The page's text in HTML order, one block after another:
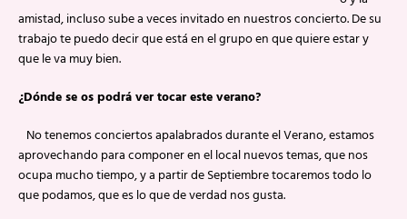
amistad, incluso sube a veces invitado en nuestros concierto. De su
trabajo te puedo decir que está en el grupo en que quiere estar y
que le va muy bien.
¿Dónde se os podrá ver tocar este verano?
No tenemos conciertos apalabrados durante el Verano, estamos
aprovechando para componer en el local nuevos temas, que nos
ocupa mucho tiempo, y a partir de Septiembre tocaremos todo lo
que podamos, que es lo que de verdad nos gusta.